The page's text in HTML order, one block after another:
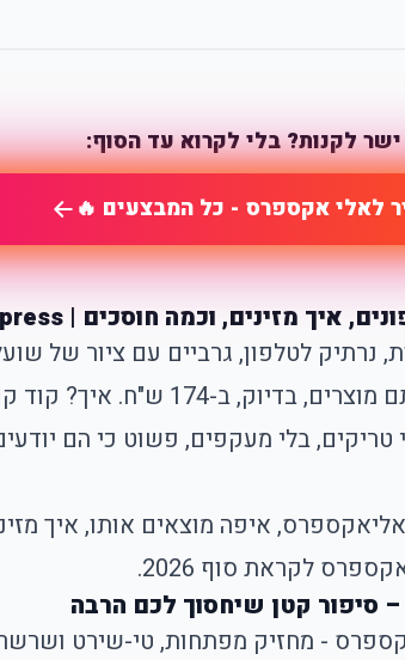
ישר לקנות? בלי לקרוא עד הסוף:
לאלי אקספרס - כל המבצעים 🔥
נשמע סביר. ואז אתם מגלים ששבוע
בלי מעקפים, פשוט כי הם
אליאקספרס, איפה מוצאים אותו, איך
לקראת סוף 2026.
סיפור קטן שיחסוך לכם הרבה